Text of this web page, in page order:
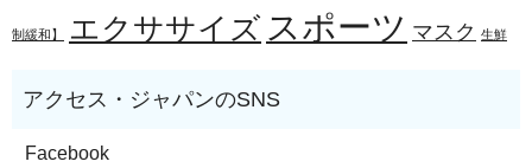
制緩和】 エクササイズ スポーツ マスク 生鮮
Facebook